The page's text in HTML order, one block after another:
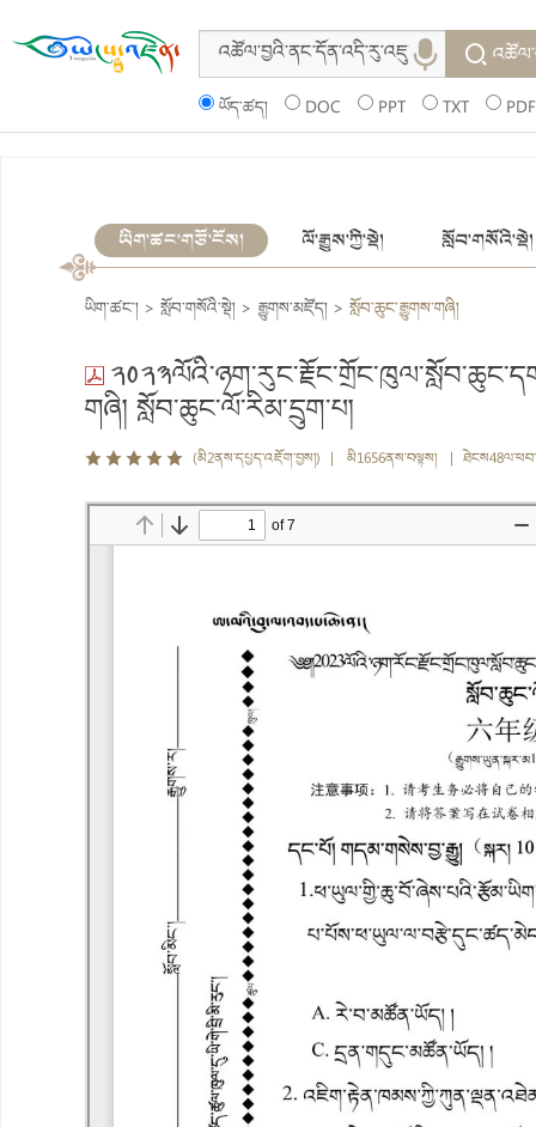
ཡོད་ཚད། DOC PPT TXT PDF
ཡིག་ཚང་གཙོ་ངོས། ལོ་རྒྱུས་ཀྱི་སྡེ། སློབ་གསོའི་སྡེ།
ཡིག་ཚང་། > སློབ་གསོའི་སྡེ། > རྒྱུགས་མཛོད། > སློབ་ཆུང་རྒྱུགས་གཞི།
གཞི། སློབ་ཆུང་ལོ་རིམ་དྲུག་པ།
(མི2ནས་དཔྱད་འཇོག་བྱས།) | མི1656ནས་བལྟས། |